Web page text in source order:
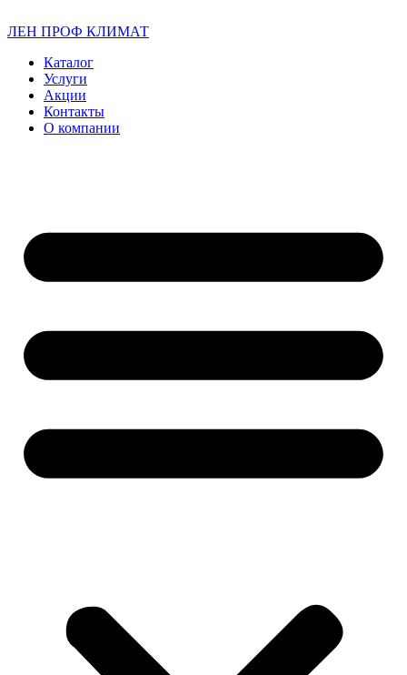
ЛЕН ПРОФ КЛИМАТ
Каталог
Услуги
Акции
Контакты
О компании